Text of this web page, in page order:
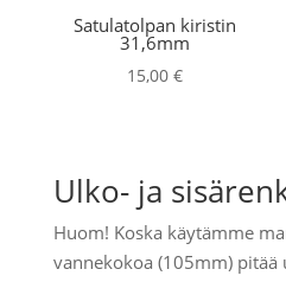
Satulatolpan kiristin
31,6mm
15,00€
Ulko- ja
Huom! Koska käytämme
vannekokoa (105mm) pitää